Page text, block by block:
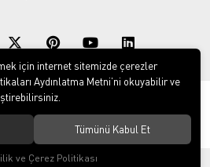
Müzik. Tüm hakları saklıdır.
E-Ticaret Sistemleri ile Hazırlanmıştır.
için internet sitemizde çerezler
Aydınlatma Metni’ni okuyabilir ve
Tümünü Kabul Et
ve Çerez Politikası